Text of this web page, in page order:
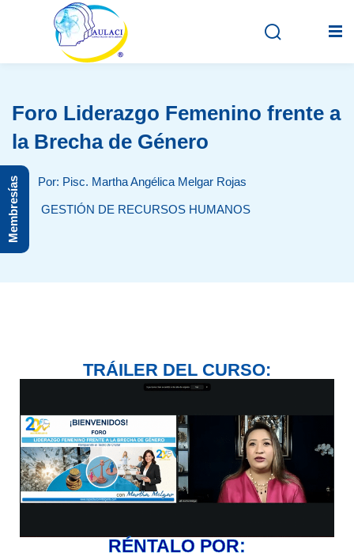
Inicio
Grabados
Foro Liderazgo Femenino frente a
la Brecha de Género
Por: Pisc. Martha Angélica Melgar Rojas
GESTIÓN DE RECURSOS HUMANOS
TRÁILER DEL CURSO:
RÉNTALO POR:
Membresías